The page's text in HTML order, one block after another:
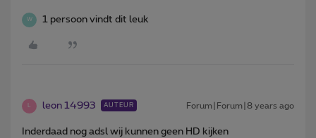
W 1 persoon vindt dit leuk
L leon 14993 AUTEUR Forum|Forum|8 years ago
Inderdaad nog adsl wij kunnen geen HD kijken